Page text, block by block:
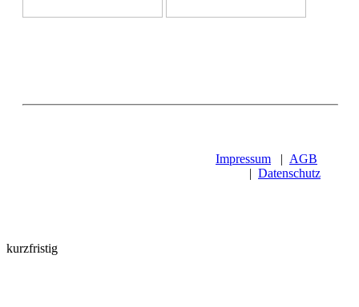
Impressum | AGB
| Datenschutz
kurzfristig